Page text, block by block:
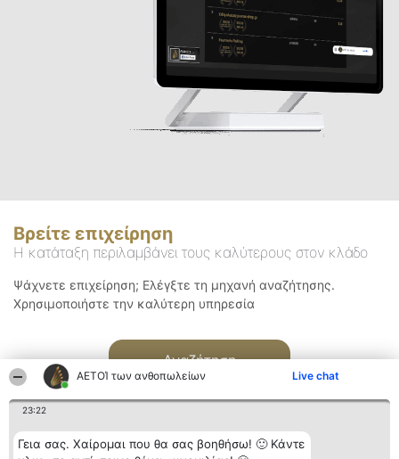
ΑΕΤΟΊ των ανθοπωλείων Live chat
23:22
Γεια σας. Χαίρομαι που θα σας βοηθήσω! 🙂 Κάντε
Βρείτε επιχείρηση
Η κατάταξη περιλαμβάνει τους καλύτερους στον κλάδο
Ψάχνετε επιχείρηση; Ελέγξτε τη μηχανή αναζήτησης.
Χρησιμοποιήστε την καλύτερη υπηρεσία
Αναζήτηση